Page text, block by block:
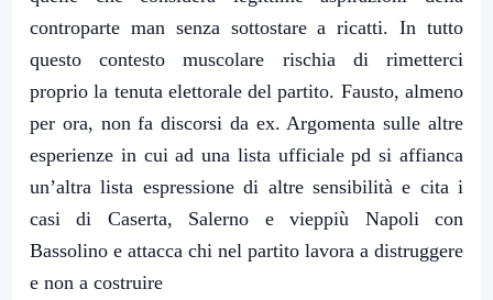
controparte man senza sottostare a ricatti. In tutto
questo contesto muscolare rischia di rimetterci
proprio la tenuta elettorale del partito. Fausto, almeno
per ora, non fa discorsi da ex. Argomenta sulle altre
esperienze in cui ad una lista ufficiale pd si affianca
un’altra lista espressione di altre sensibilità e cita i
casi di Caserta, Salerno e vieppiù Napoli con
Bassolino e attacca chi nel partito lavora a distruggere
e non a costruire